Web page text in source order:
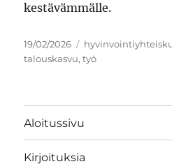
kestävämmälle.
Julkaistu
19/02/2026 Avainsanat
talouskasvu,työ
Aloitussivu
Kirjoituksia